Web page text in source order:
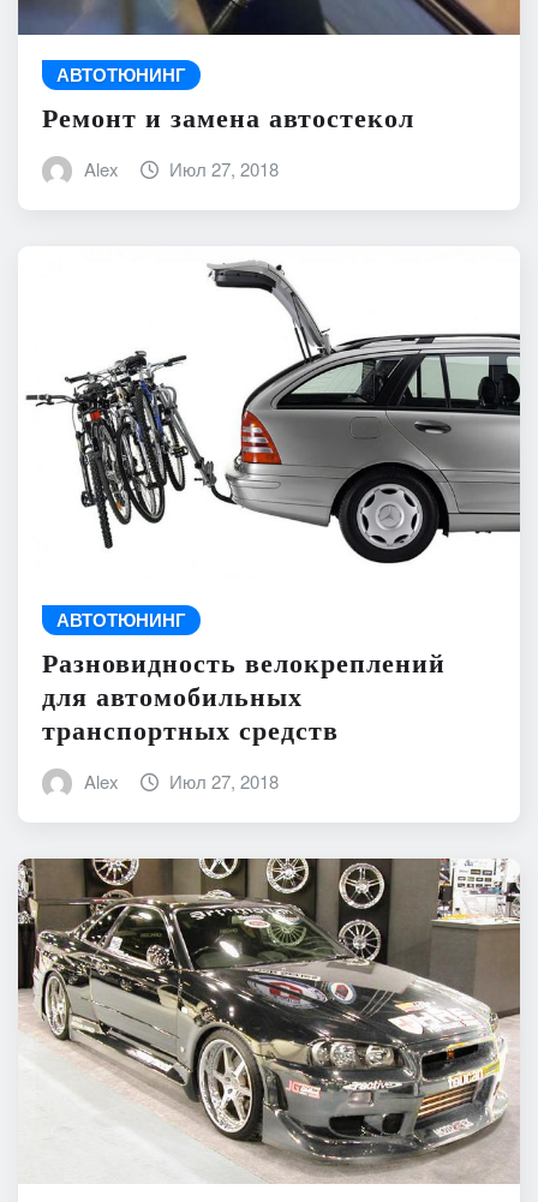
АВТОТЮНИНГ
Ремонт и замена автостекол
Alex Июл 27, 2018
АВТОТЮНИНГ
Разновидность велокреплений
для автомобильных
транспортных средств
Alex Июл 27, 2018